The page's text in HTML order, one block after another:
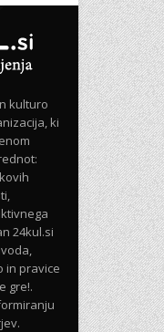
kulturo
ki
24kul.si
in pravice
gre!.